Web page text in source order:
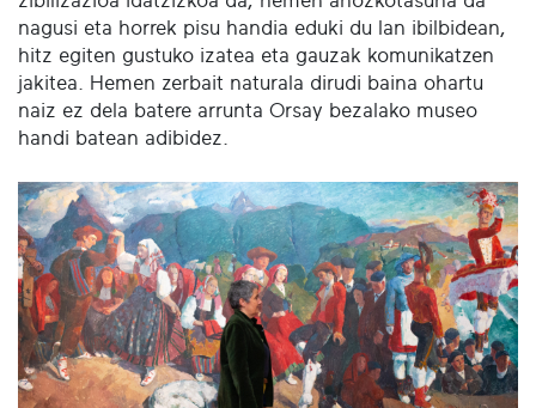
nagusi eta horrek pisu handia eduki du lan ibilbidean,
hitz egiten gustuko izatea eta gauzak komunikatzen
jakitea. Hemen zerbait naturala dirudi baina ohartu
naiz ez dela batere arrunta Orsay bezalako museo
handi batean adibidez.